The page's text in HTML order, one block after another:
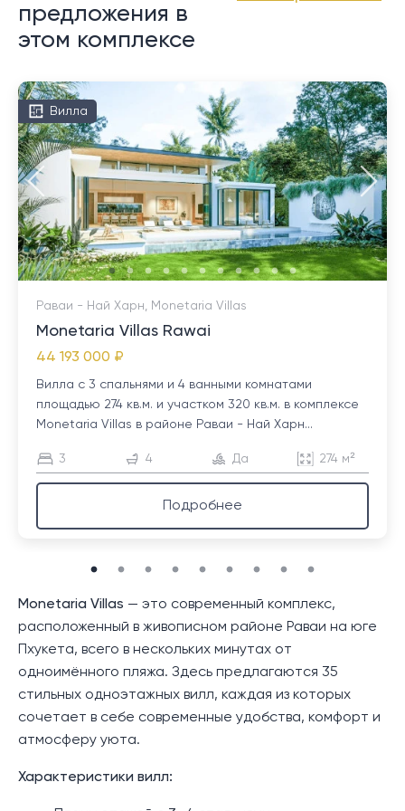
предложения в
этом комплексе
Вилла
Раваи - Най Харн, Monetaria Villas
Monetaria Villas Rawai
44 193 000 ₽
Вилла с 3 спальнями и 4 ванными комнатами
площадью 274 кв.м. и участком 320 кв.м. в комплексе
Monetaria Villas в районе Раваи - Най Харн...
3 4 Да 274 м²
Подробнее
Monetaria Villas — это современный комплекс,
расположенный в живописном районе Раваи на юге
Пхукета, всего в нескольких минутах от
одноимённого пляжа. Здесь предлагаются 35
стильных одноэтажных вилл, каждая из которых
сочетает в себе современные удобства, комфорт и
атмосферу уюта.
Характеристики вилл: